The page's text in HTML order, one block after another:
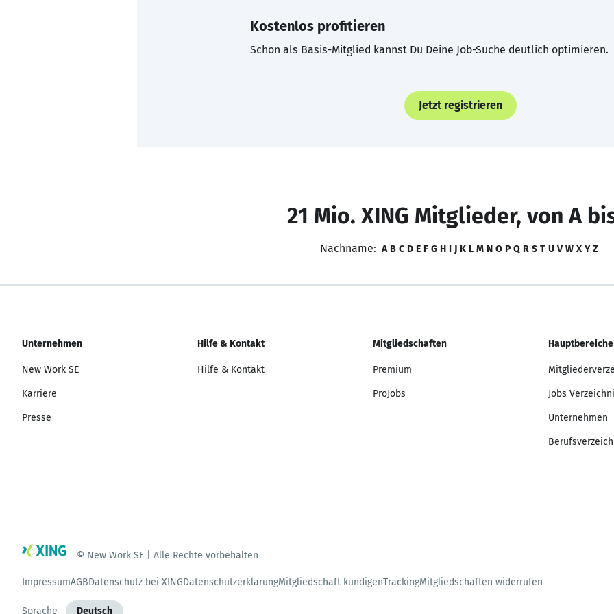
Kostenlos profitieren
Schon als Basis-Mitglied kannst Du Deine Job-Suche deutlich optimieren.
Jetzt registrieren
21 Mio. XING Mitglieder, von A
Nachname: A B C D E F G H I J K L M N O P Q R S T U V W X Y Z
Unternehmen
New Work SE
Karriere
Presse
Hilfe & Kontakt
Hilfe & Kontakt
Mitgliedschaften
Premium
ProJobs
Hauptbereiche
Jobs
Unternehmen
© New Work SE | Alle Rechte vorbehalten
ImpressumAGBDatenschutz bei XINGDatenschutzerklärungMitgliedschaft kündigenTrackingMitgliedschaften widerrufen
Sprache Deutsch